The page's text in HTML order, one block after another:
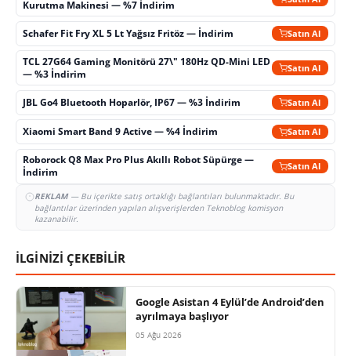
Kurutma Makinesi — %7 İndirim
Schafer Fit Fry XL 5 Lt Yağsız Fritöz — İndirim Satın Al
TCL 27G64 Gaming Monitörü 27\" 180Hz QD-Mini LED
— %3 İndirim
Satın Al
JBL Go4 Bluetooth Hoparlör, IP67 — %3 İndirim Satın Al
Xiaomi Smart Band 9 Active — %4 İndirim Satın Al
Roborock Q8 Max Pro Plus Akıllı Robot Süpürge —
İndirim
Satın Al
REKLAM— Bu içerikte satış ortaklığı bağlantıları bulunmaktadır. Bu
bağlantılar üzerinden yapılan alışverişlerden Teknoblog komisyon
kazanabilir.
İLGİNİZİ ÇEKEBİLİR
Google Asistan 4 Eylül’de Android’den
ayrılmaya başlıyor
05 Ağu 2026